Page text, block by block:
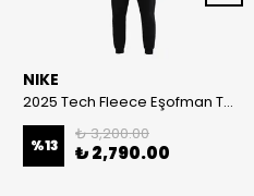
NIKE
2025 Tech Fleece Eşofman Takımı
%13
₺ 3,200.00
₺ 2,790.00